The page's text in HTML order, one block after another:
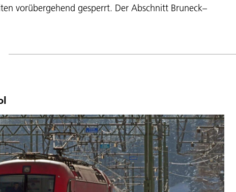
vorübergehend gesperrt. Der Abschnitt Bruneck–